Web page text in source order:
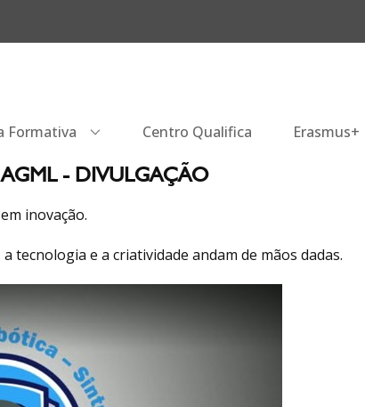
Formativa Centro Qualifica Erasmus+
- DIVULGAÇÃO
inovação.
tecnologia e a criatividade andam de mãos dadas.